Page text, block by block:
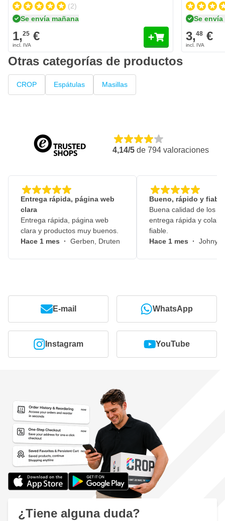
(2)
Se envía mañana
1,25 €
Se envía
3,48 €
Otras categorías de productos
CROP Espátulas Masillas
4,14/5 de 794 valoraciones
Entrega rápida, página web
clara
Entrega rápida, página web
clara y productos muy buenos.
Hace 1 mes · Gerben, Druten
Bueno, rápido y fiable
Buena calidad de los
entrega rápida y
fiable.
Hace 1 mes · Johny,
E-mail WhatsApp
Instagram YouTube
¿Tiene alguna duda?